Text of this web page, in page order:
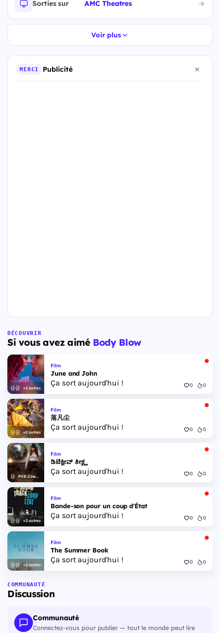
Sorties sur AMC Theatres
Voir plus
MERCI Publicité
DÉCOUVRIR
Si vous avez aimé Body Blow
+2 autres
Film
June and John
Ça sort aujourd'hui ! 0 0
+2 autres
Film
落凡尘
Ça sort aujourd'hui ! 0 0
PVR Cinemas
Film
ಡಿಟೆಕ್ವೀವ್ ತೀಕ್ಷ್ಣ
Ça sort aujourd'hui ! 0 0
+2 autres
Film
Bande-son pour un coup d'État
Ça sort aujourd'hui ! 0 0
+2 autres
Film
The Summer Book
Ça sort aujourd'hui ! 0 0
COMMUNAUTÉ
Discussion
Communauté
Connectez-vous pour publier — tout le monde peut lire